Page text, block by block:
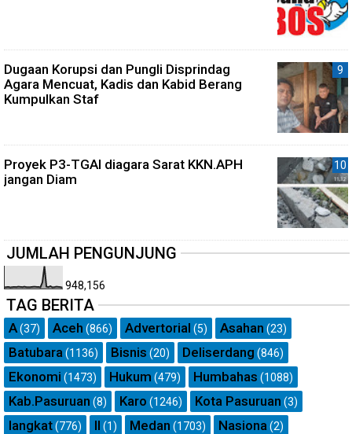
Dugaan Korupsi dan Pungli Disprindag
Agara Mencuat, Kadis dan Kabid Berang
Kumpulkan Staf
Proyek P3-TGAI diagara Sarat KKN.APH
jangan Diam
JUMLAH PENGUNJUNG
948,156
TAG BERITA
A(37) Aceh (866) Advertorial (5) Asahan (23)
Batubara (1136) Bisnis (20) Deliserdang (846)
Ekonomi (1473) Hukum (479) Humbahas (1088)
Kab.Pasuruan (8) Karo (1246) Kota Pasuruan (3)
langkat(776) ll (1) Medan (1703) Nasiona (2)